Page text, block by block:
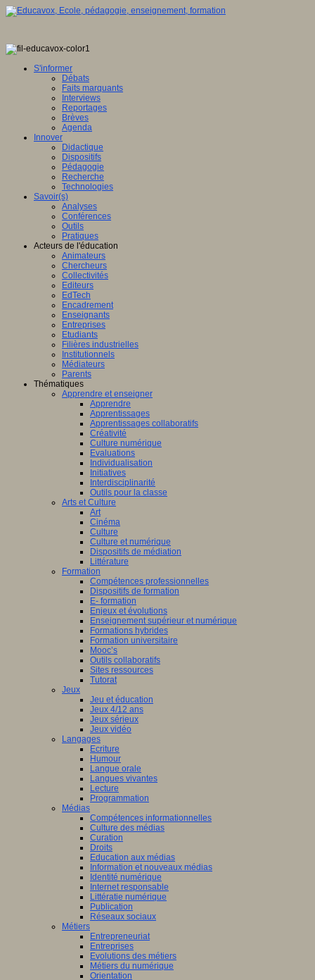
S'informer
Débats
Faits marquants
Interviews
Reportages
Brèves
Agenda
Innover
Didactique
Dispositifs
Pédagogie
Recherche
Technologies
Savoir(s)
Analyses
Conférences
Outils
Pratiques
Acteurs de l'éducation
Animateurs
Chercheurs
Collectivités
Editeurs
EdTech
Encadrement
Enseignants
Entreprises
Etudiants
Filières industrielles
Institutionnels
Médiateurs
Parents
Thématiques
Apprendre et enseigner
Apprendre
Apprentissages
Apprentissages collaboratifs
Créativité
Culture numérique
Evaluations
Individualisation
Initiatives
Interdisciplinarité
Outils pour la classe
Arts et Culture
Art
Cinéma
Culture
Culture et numérique
Dispositifs de médiation
Littérature
Formation
Compétences professionnelles
Dispositifs de formation
E- formation
Enjeux et évolutions
Enseignement supérieur et numérique
Formations hybrides
Formation universitaire
Mooc’s
Outils collaboratifs
Sites ressources
Tutorat
Jeux
Jeu et éducation
Jeux 4/12 ans
Jeux sérieux
Jeux vidéo
Langages
Ecriture
Humour
Langue orale
Langues vivantes
Lecture
Programmation
Médias
Compétences informationnelles
Culture des médias
Curation
Droits
Education aux médias
Information et nouveaux médias
Identité numérique
Internet responsable
Littératie numérique
Publication
Réseaux sociaux
Métiers
Entrepreneuriat
Entreprises
Evolutions des métiers
Métiers du numérique
Orientation